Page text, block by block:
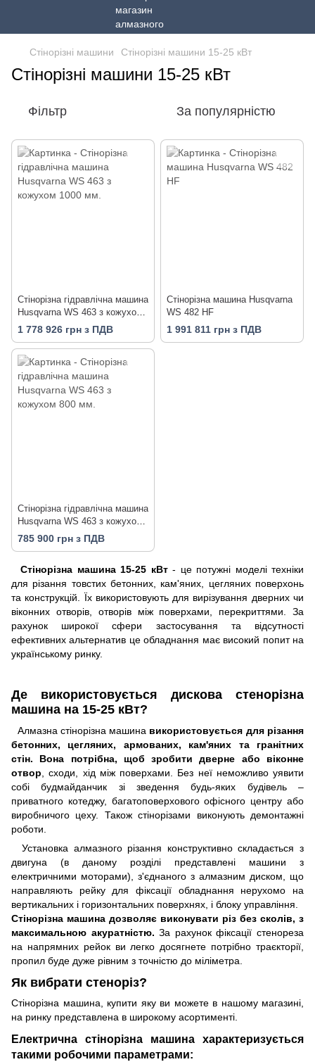
Стінорізні машини Стінорізні машини 15-25 кВт
Стінорізні машини 15-25 кВт
Фільтр За популярністю
Стінорізна гідравлічна машина
Husqvarna WS 463 з кожухом
1000 мм.
1 778 926 грн з ПДВ
Стінорізна машина Husqvarna
WS 482 HF
1 991 811 грн з ПДВ
Стінорізна гідравлічна машина
Husqvarna WS 463 з кожухом
800 мм.
785 900 грн з ПДВ
Стінорізна машина 15-25 кВт- це потужні моделі техніки
для різання товстих бетонних, кам'яних, цегляних поверхонь
та конструкцій. Їх використовують для вирізування дверних чи
віконних отворів, отворів між поверхами, перекриттями. За
рахунок широкої сфери застосування та відсутності
ефективних альтернатив це обладнання має високий попит на
українському ринку.
Де використовується дискова стенорізна
машина на 15-25 кВт?
Алмазна стінорізна машина використовується для різання
бетонних, цегляних, армованих, кам'яних та гранітних
стін. Вона потрібна, щоб зробити дверне або віконне
отвор , сходи, хід між поверхами. Без неї неможливо уявити
собі будмайданчик зі зведення будь-яких будівель –
приватного котеджу, багатоповерхового офісного центру або
виробничого цеху. Також стінорізами виконують демонтажні
роботи.
Установка алмазного різання конструктивно складається з
двигуна (в даному розділі представлені машини з
електричними моторами), з'єднаного з алмазним диском, що
направляють рейку для фіксації обладнання нерухомо на
вертикальних і горизонтальних поверхнях, і блоку управління.
Стінорізна машина дозволяє виконувати різ без сколів, з
максимальною акуратністю.За рахунок фіксації стенореза
на напрямних рейок ви легко досягнете потрібно траєкторії,
пропил буде дуже рівним з точністю до міліметра.
Як вибрати стеноріз?
Стінорізна машина, купити яку ви можете в нашому магазині,
на ринку представлена ​​в широкому асортименті.
Електрична стінорізна машина характеризується
такими робочими параметрами: